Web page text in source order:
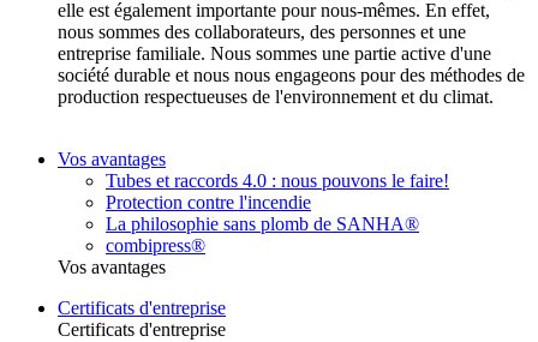
elle est également importante pour nous-mêmes. En effet,
nous sommes des collaborateurs, des personnes et une
entreprise familiale. Nous sommes une partie active d'une
société durable et nous nous engageons pour des méthodes de
production respectueuses de l'environnement et du climat.
Vos avantages
Tubes et raccords 4.0 : nous pouvons le faire!
Protection contre l'incendie
La philosophie sans plomb de SANHA®
combipress®
Vos avantages
Certificats d'entreprise
Certificats d'entreprise